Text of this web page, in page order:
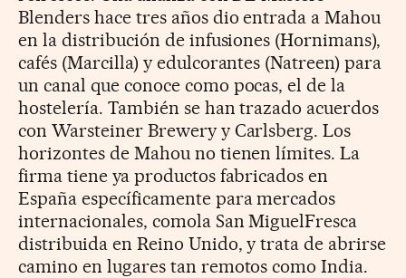
Blenders hace tres años dio entrada a Mahou
en la distribución de infusiones (Hornimans),
cafés (Marcilla) y edulcorantes (Natreen) para
un canal que conoce como pocas, el de la
hostelería. También se han trazado acuerdos
con Warsteiner Brewery y Carlsberg. Los
horizontes de Mahou no tienen límites. La
firma tiene ya productos fabricados en
España específicamente para mercados
internacionales, comola San MiguelFresca
distribuida en Reino Unido, y trata de abrirse
camino en lugares tan remotos como India.